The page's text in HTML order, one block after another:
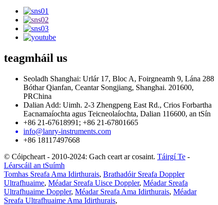
teagmháil us
Seoladh Shanghai: Urlár 17, Bloc A, Foirgneamh 9, Lána 288
Bóthar Qianfan, Ceantar Songjiang, Shanghai. 201600,
PRChina
Dalian Add: Uimh. 2-3 Zhengpeng East Rd., Crios Forbartha
Eacnamaíochta agus Teicneolaíochta, Dalian 116600, an tSín
+86 21-67618991; +86 21-67801665
info@lanry-instruments.com
+86 18117497668
© Cóipcheart - 2010-2024: Gach ceart ar cosaint. Táirgí Te -
Léarscáil an tSuímh
Tomhas Sreafa Ama Idirthurais, Brathadóir Sreafa Doppler
Ultrafhuaime, Méadar Sreafa Uisce Doppler, Méadar Sreafa
Ultrafhuaime Doppler, Méadar Sreafa Ama Idirthurais, Méadar
Sreafa Ultrafhuaime Ama Idirthurais,